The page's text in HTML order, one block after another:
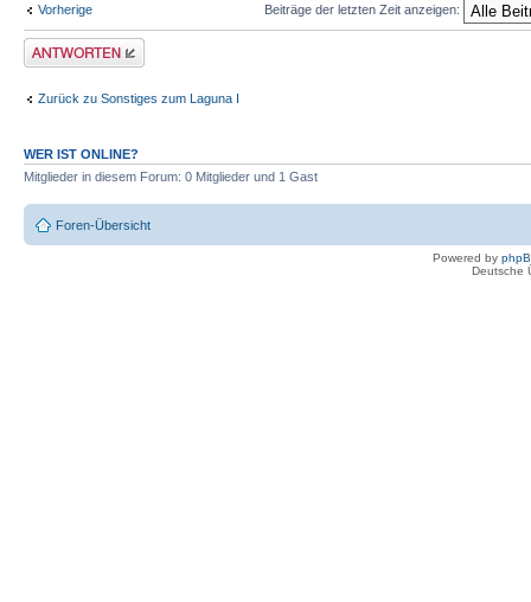
Vorherige Beiträge der letzten Zeit anzeigen:
Antwort erstellen
Zurück zu Sonstiges zum Laguna I
WER IST ONLINE?
Mitglieder in diesem Forum: 0 Mitglieder und 1 Gast
Foren-Übersicht
Powered by
Deutsche